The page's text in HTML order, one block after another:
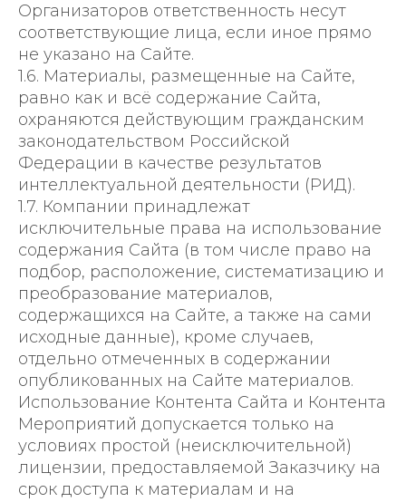
Организаторов ответственность несут
соответствующие лица, если иное прямо
не указано на Сайте.
1.6. Материалы, размещенные на Сайте,
равно как и всё содержание Сайта,
охраняются действующим гражданским
законодательством Российской
Федерации в качестве результатов
интеллектуальной деятельности (РИД).
1.7. Компании принадлежат
исключительные права на использование
содержания Сайта (в том числе право на
подбор, расположение, систематизацию и
преобразование материалов,
содержащихся на Сайте, а также на сами
исходные данные), кроме случаев,
отдельно отмеченных в содержании
опубликованных на Сайте материалов.
Использование Контента Сайта и Контента
Мероприятий допускается только на
условиях простой (неисключительной)
лицензии, предоставляемой Заказчику на
срок доступа к материалам и на